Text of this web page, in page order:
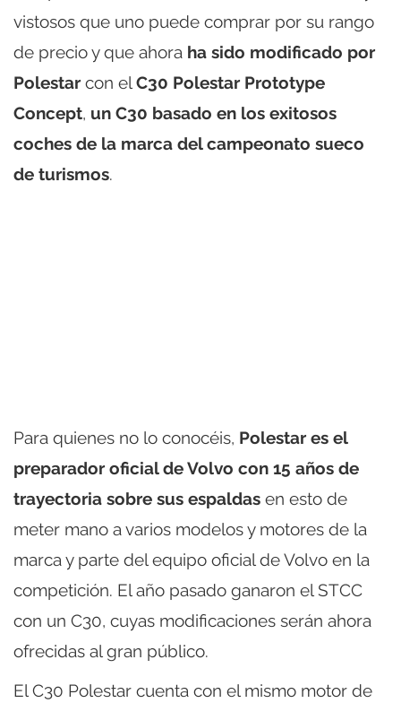
vistosos que uno puede comprar por su rango
de precio y que ahora ha sido modificado por
Polestar con elC30 Polestar Prototype
Concept, un C30 basado en los exitosos
coches de la marca del campeonato sueco
de turismos.
Para quienes no lo conocéis, Polestar es el
preparador oficial de Volvo con 15 años de
trayectoria sobre sus espaldas en esto de
meter mano a varios modelos y motores de la
marca y parte del equipo oficial de Volvo en la
competición. El año pasado ganaron el STCC
con un C30, cuyas modificaciones serán ahora
ofrecidas al gran público.
El C30 Polestar cuenta con el mismo motor de